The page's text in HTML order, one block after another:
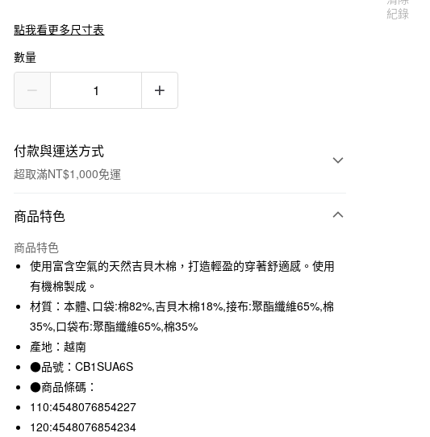
點我看更多尺寸表
數量
付款與運送方式
超取滿NT$1,000免運
付款方式
信用卡一次付款
信用卡分期付款
3 期 0 利率 每期NT$317 21家銀行
合作金庫商業銀行
第一商業銀行
華南商業銀行
上海商業儲蓄銀行
國泰世華商業銀行
臺灣中小企業銀行
匯豐（台灣）商業銀行
聯邦商業銀行
超商取貨付款
LINE Pay
Apple Pay
街口支付
商品特色
商品特色
使用富含空氣的天然吉貝木棉，打造輕盈的穿著舒適感。使用
有機棉製成。
材質：本體､口袋:棉82%,吉貝木棉18%,接布:聚酯纖維65%,棉
35%,口袋布:聚酯纖維65%,棉35%
產地：越南
●品號：CB1SUA6S
●商品條碼：
110:4548076854227
120:4548076854234
紀錄